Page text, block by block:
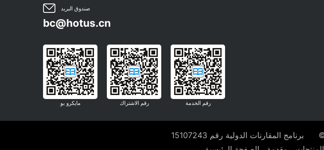
صندوق البريد
bc@hotus.cn
مايكرو بو رقم الاشتراك رقم الخدمة
برنامج المقارنات الدولية رقم 15107243